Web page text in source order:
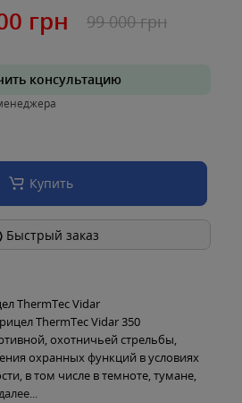
грн 99 000 грн
консультацию
Купить
Быстрый заказ
ThermTec Vidar
ThermTec Vidar 350
охотничьей стрельбы,
охранных функций в условиях
в том числе в темноте, тумане,